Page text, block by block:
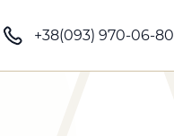
+38(093) 970-06-80